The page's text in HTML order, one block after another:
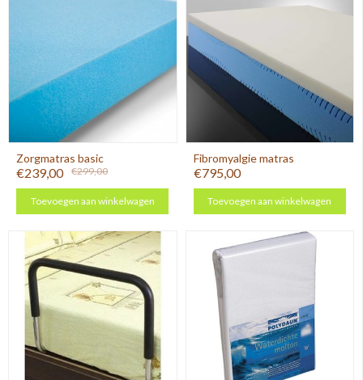
Zorgmatras basic
€239,00 €299,00
Toevoegen aan winkelwagen
Fibromyalgie matras
€795,00
Toevoegen aan winkelwagen